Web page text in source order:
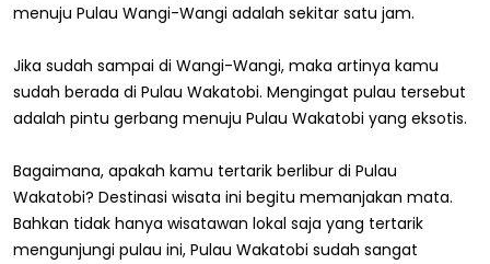
menuju Pulau Wangi-Wangi adalah sekitar satu jam.
Jika sudah sampai di Wangi-Wangi, maka artinya kamu
sudah berada di Pulau Wakatobi. Mengingat pulau tersebut
adalah pintu gerbang menuju Pulau Wakatobi yang eksotis.
Bagaimana, apakah kamu tertarik berlibur di Pulau
Wakatobi? Destinasi wisata ini begitu memanjakan mata.
Bahkan tidak hanya wisatawan lokal saja yang tertarik
mengunjungi pulau ini, Pulau Wakatobi sudah sangat